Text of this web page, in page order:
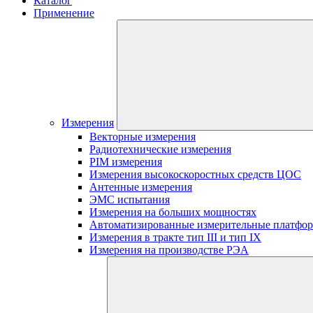
Применение
Измерения
Векторные измерения
Радиотехнические измерения
PIM измерения
Измерения высокоскоростных средств ЦОС
Антенные измерения
ЭМС испытания
Измерения на больших мощностях
Автоматизированные измерительные
Измерения в тракте тип III и тип IX
Измерения на производстве РЭА